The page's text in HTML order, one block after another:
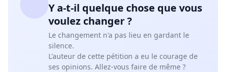
Y a-t-il quelque chose que vous
voulez changer ?
Le changement n'a pas lieu en gardant le
silence.
L'auteur de cette pétition a eu le courage de
ses opinions. Allez-vous faire de même ?